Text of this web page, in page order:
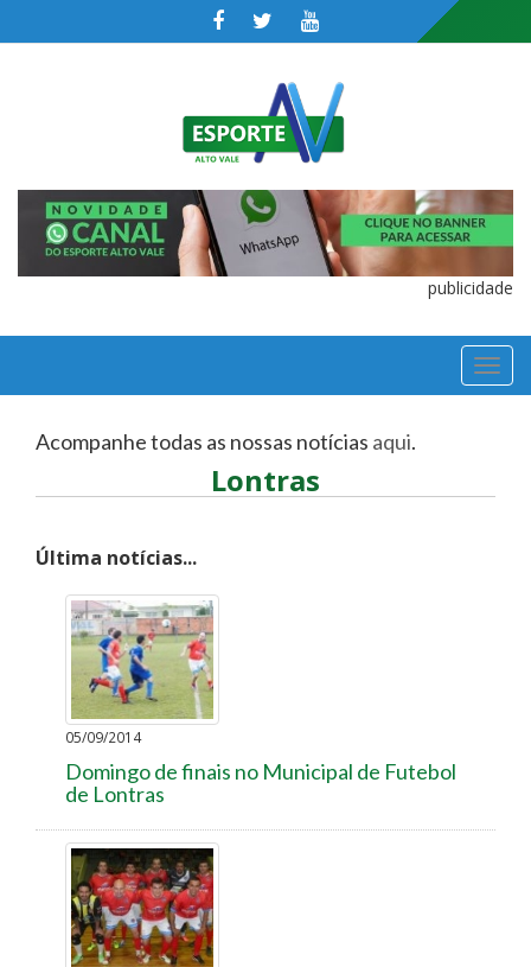
publicidade
Acompanhe todas as nossas notícias aqui.
Lontras
Última notícias...
05/09/2014
Domingo de finais no Municipal de Futebol
de Lontras